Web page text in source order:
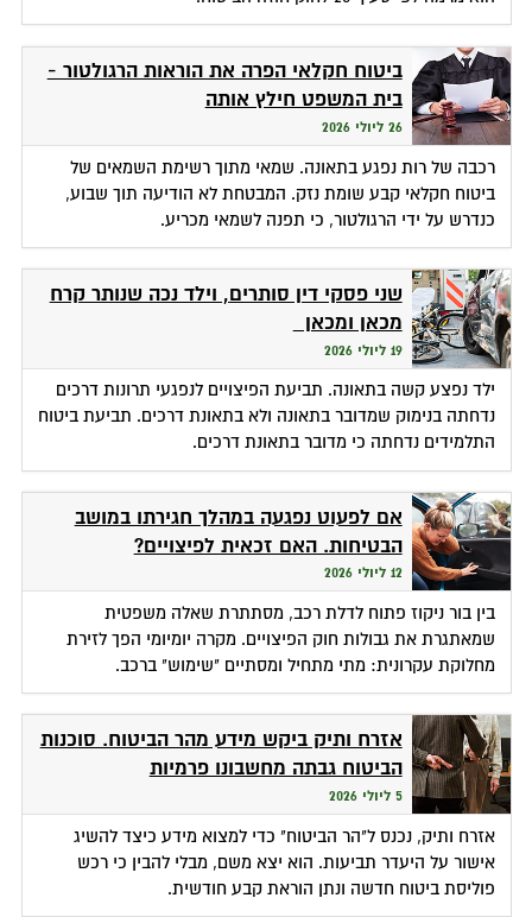
ביטוח חקלאי הפרה את הוראות הרגולטור -
בית המשפט חילץ אותה
26 ליולי 2026
רכבה של רות נפגע בתאונה. שמאי מתוך רשימת השמאים של
ביטוח חקלאי קבע שומת נזק. המבטחת לא הודיעה תוך שבוע,
כנדרש על ידי הרגולטור, כי תפנה לשמאי מכריע.
שני פסקי דין סותרים, וילד נכה שנותר קרח
מכאן ומכאן
19 ליולי 2026
ילד נפצע קשה בתאונה. תביעת הפיצויים לנפגעי תרונות דרכים
נדחתה בנימוק שמדובר בתאונה ולא בתאונת דרכים. תביעת ביטוח
התלמידים נדחתה כי מדובר בתאונת דרכים.
אם לפעוט נפגעה במהלך חגירתו במושב
הבטיחות. האם זכאית לפיצויים?
12 ליולי 2026
בין בור ניקוז פתוח לדלת רכב, מסתתרת שאלה משפטית
שמאתגרת את גבולות חוק הפיצויים. מקרה יומיומי הפך לזירת
מחלוקת עקרונית: מתי מתחיל ומסתיים "שימוש" ברכב.
אזרח ותיק ביקש מידע מהר הביטוח. סוכנות
הביטוח גבתה מחשבונו פרמיות
5 ליולי 2026
אזרח ותיק, נכנס ל"הר הביטוח" כדי למצוא מידע כיצד להשיג
אישור על היעדר תביעות. הוא יצא משם, מבלי להבין כי רכש
פוליסת ביטוח חדשה ונתן הוראת קבע חודשית.